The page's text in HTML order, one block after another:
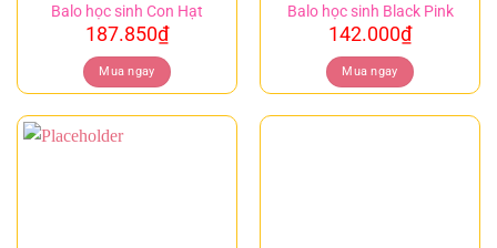
Balo học sinh Con Hạt
187.850₫
Mua ngay
Balo học sinh Black Pink
142.000₫
Mua ngay